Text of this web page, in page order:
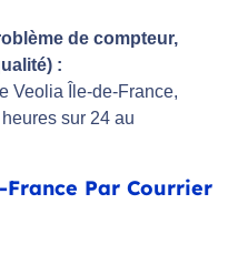
de compteur,
:
Veolia Île-de-France,
sur 24 au
Par Courrier